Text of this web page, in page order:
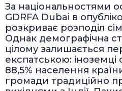
За національностями
GDRFA Dubai в
розкриває розподіл
Однак демографічна
цілому залишається
експатською: іноземці
88,5% населення
громади традиційно